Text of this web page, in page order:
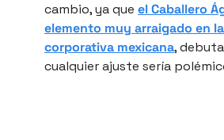
cambio, ya que el Caballero
elemento muy arraigado en
corporativa mexicana,
cualquier ajuste sería